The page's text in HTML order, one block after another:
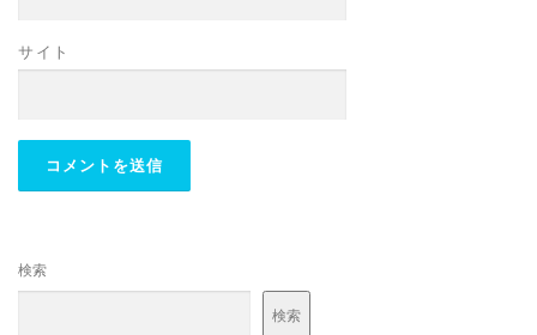
サイト
検索
検索